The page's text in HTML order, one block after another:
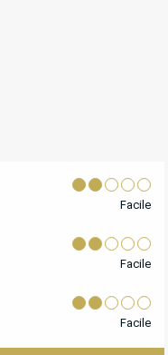
Facile
Facile
Facile